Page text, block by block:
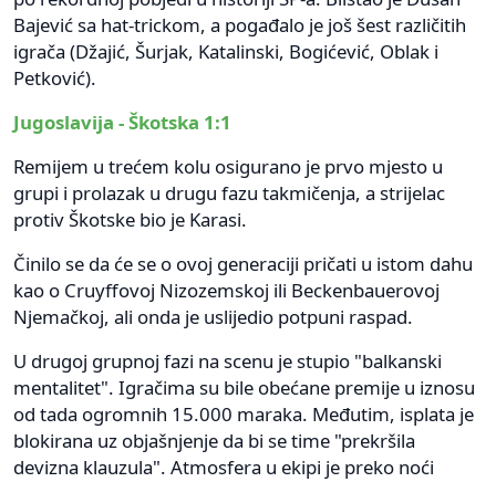
Bajević sa hat-trickom, a pogađalo je još šest različitih
igrača (Džajić, Šurjak, Katalinski, Bogićević, Oblak i
Petković).
Jugoslavija - Škotska 1:1
Remijem u trećem kolu osigurano je prvo mjesto u
grupi i prolazak u drugu fazu takmičenja, a strijelac
protiv Škotske bio je Karasi.
Činilo se da će se o ovoj generaciji pričati u istom dahu
kao o Cruyffovoj Nizozemskoj ili Beckenbauerovoj
Njemačkoj, ali onda je uslijedio potpuni raspad.
U drugoj grupnoj fazi na scenu je stupio "balkanski
mentalitet". Igračima su bile obećane premije u iznosu
od tada ogromnih 15.000 maraka. Međutim, isplata je
blokirana uz objašnjenje da bi se time "prekršila
devizna klauzula". Atmosfera u ekipi je preko noći